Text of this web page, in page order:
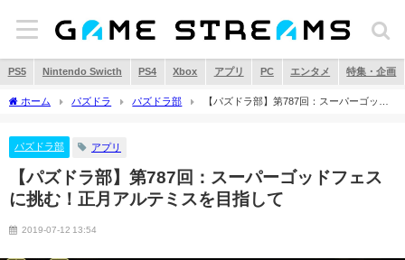
PS5 Nintendo Swicth PS4 Xbox アプリ PC エンタメ 特集・企画
ホーム パズドラ パズドラ部
【パズドラ部】第787回：スーパーゴッド
パズドラ部 アプリ
【パズドラ部】第787回：スーパーゴッドフェス
に挑む！正月アルテミスを目指して
2019-07-12 13:54